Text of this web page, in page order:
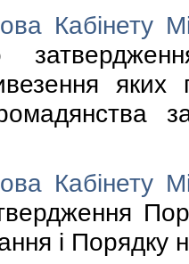
Кабiнету
Кабiнету
i Порядку